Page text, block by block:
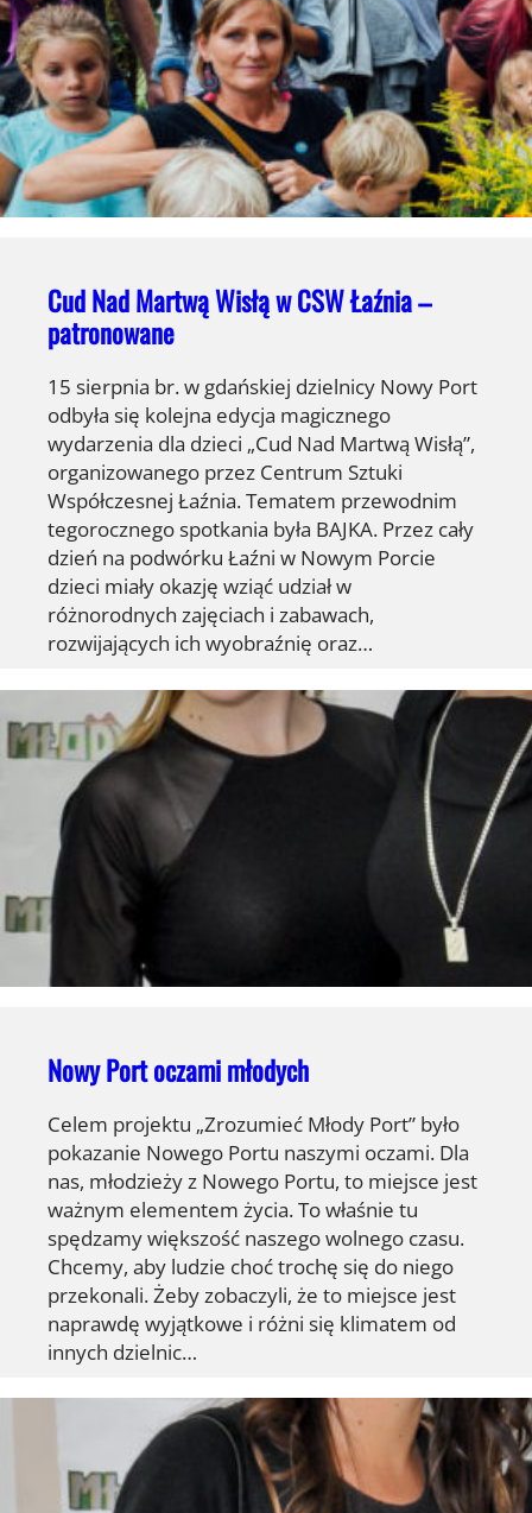
Cud Nad Martwą Wisłą w CSW Łaźnia –
patronowane
15 sierpnia br. w gdańskiej dzielnicy Nowy Port
odbyła się kolejna edycja magicznego
wydarzenia dla dzieci „Cud Nad Martwą Wisłą”,
organizowanego przez Centrum Sztuki
Współczesnej Łaźnia. Tematem przewodnim
tegorocznego spotkania była BAJKA. Przez cały
dzień na podwórku Łaźni w Nowym Porcie
dzieci miały okazję wziąć udział w
różnorodnych zajęciach i zabawach,
rozwijających ich wyobraźnię oraz…
Nowy Port oczami młodych
Celem projektu „Zrozumieć Młody Port” było
pokazanie Nowego Portu naszymi oczami. Dla
nas, młodzieży z Nowego Portu, to miejsce jest
ważnym elementem życia. To właśnie tu
spędzamy większość naszego wolnego czasu.
Chcemy, aby ludzie choć trochę się do niego
przekonali. Żeby zobaczyli, że to miejsce jest
naprawdę wyjątkowe i różni się klimatem od
innych dzielnic…